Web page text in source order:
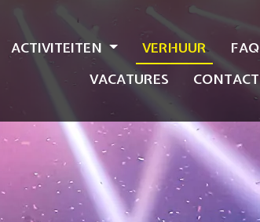
ACTIVITEITEN VERHUUR
FAQ
VACATURES
CONTACT